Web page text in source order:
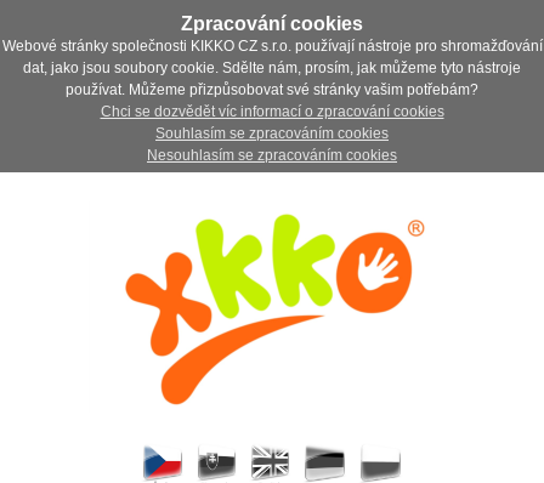
Zpracování cookies
Webové stránky společnosti KIKKO CZ s.r.o. používají nástroje pro shromažďování
dat, jako jsou soubory cookie. Sdělte nám, prosím, jak můžeme tyto nástroje
používat. Můžeme přizpůsobovat své stránky vašim potřebám?
Chci se dozvědět víc informací o zpracování cookies
Souhlasím se zpracováním cookies
Nesouhlasím se zpracováním cookies